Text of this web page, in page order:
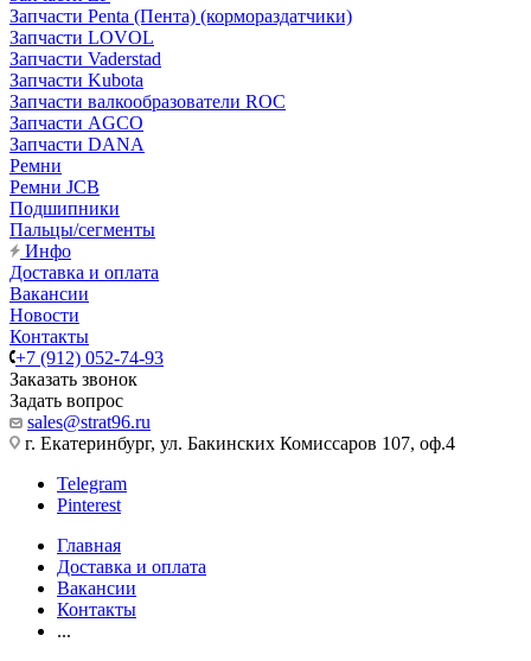
Запчасти Penta (Пента) (кормораздатчики)
Запчасти LOVOL
Запчасти Vaderstad
Запчасти Kubota
Запчасти валкообразователи ROC
Запчасти AGCO
Запчасти DANA
Ремни
Ремни JCB
Подшипники
Пальцы/сегменты
Инфо
Доставка и оплата
Вакансии
Новости
Контакты
+7 (912) 052-74-93
Заказать звонок
Задать вопрос
sales@strat96.ru
г. Екатеринбург, ул. Бакинских Комиссаров 107, оф.4
Telegram
Pinterest
Главная
Доставка и оплата
Вакансии
Контакты
...